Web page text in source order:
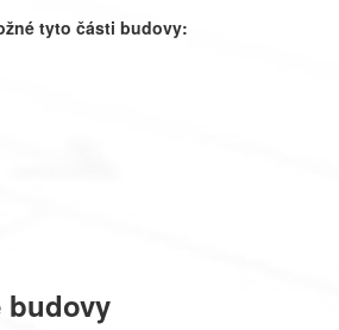
tyto části budovy:
budovy